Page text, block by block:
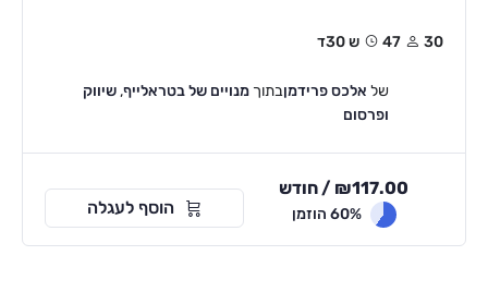
30 47ש 30ד
של אלכס פרידמןבתוך מנויים של בטראלייף, שיווק
ופרסום
₪117.00 / חודש
60% הוזמן הוסף לעגלה